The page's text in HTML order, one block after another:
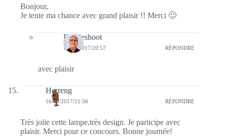
Bonjour,
Je tente ma chance avec grand plaisir !! Merci 🙂
Bernieshoot
17/05/2017/20:57 RÉPONDRE
avec plaisir
Herreng
16/05/2017/11:56 RÉPONDRE
Très jolie cette lampe,très design. Je participe avec
plaisir. Merci pour ce concours. Bonne journée!